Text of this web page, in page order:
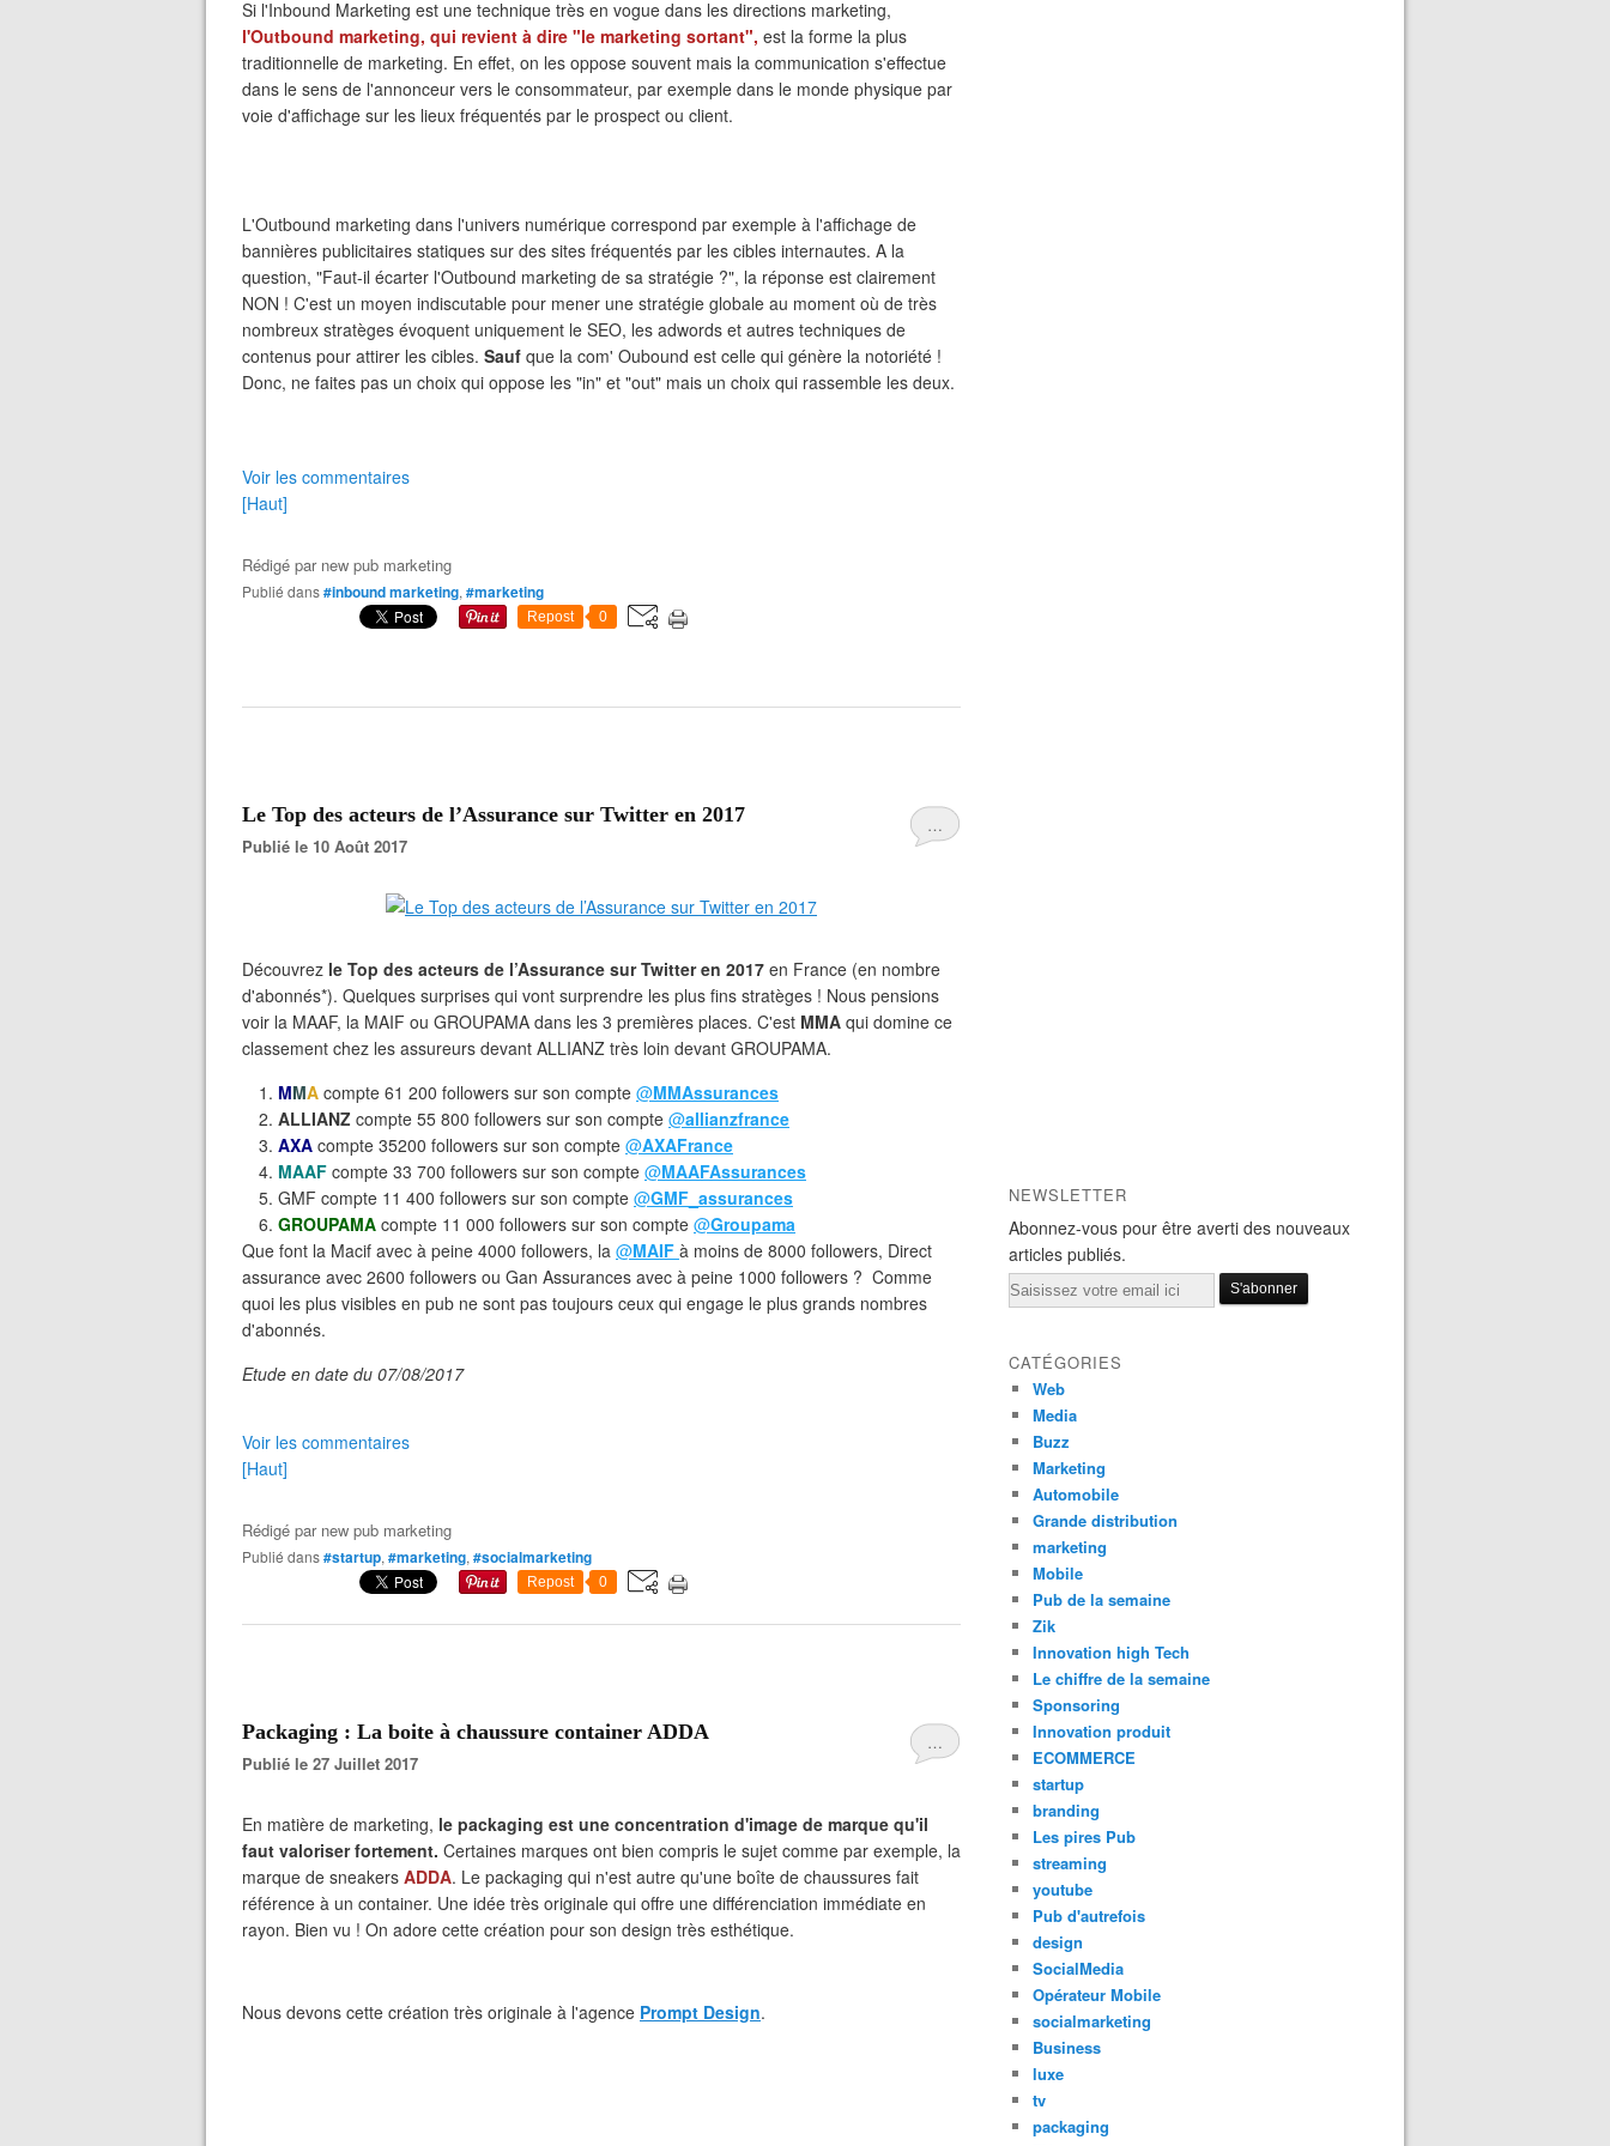
Si l'Inbound Marketing est une technique très en vogue dans les directions marketing,
l'Outbound marketing, qui revient à dire "le marketing sortant", est la forme la plus
traditionnelle de marketing. En effet, on les oppose souvent mais la communication s'effectue
dans le sens de l'annonceur vers le consommateur, par exemple dans le monde physique par
voie d'affichage sur les lieux fréquentés par le prospect ou client.
L'Outbound marketing dans l'univers numérique correspond par exemple à l'affichage de
bannières publicitaires statiques sur des sites fréquentés par les cibles internautes. A la
question, "Faut-il écarter l'Outbound marketing de sa stratégie ?", la réponse est clairement
NON ! C'est un moyen indiscutable pour mener une stratégie globale au moment où de très
nombreux stratèges évoquent uniquement le SEO, les adwords et autres techniques de
contenus pour attirer les cibles. Sauf que la com' Oubound est celle qui génère la notoriété !
Donc, ne faites pas un choix qui oppose les "in" et "out" mais un choix qui rassemble les deux.
Voir les commentaires
[Haut]
Rédigé par new pub marketing
Publié dans#inbound marketing, #marketing
Repost 0
…
Le Top des acteurs de l’Assurance sur Twitter en 2017
Publié le 10 Août 2017
Découvrez le Top des acteurs de l’Assurance sur Twitter en 2017 en France (en nombre
d'abonnés*). Quelques surprises qui vont surprendre les plus fins stratèges ! Nous pensions
voir la MAAF, la MAIF ou GROUPAMA dans les 3 premières places. C'est MMA qui domine ce
classement chez les assureurs devant ALLIANZ très loin devant GROUPAMA.
MMA compte 61 200 followers sur son compte @MMAssurances
ALLIANZ compte 55 800 followers sur son compte @allianzfrance
AXA compte 35200 followers sur son compte @AXAFrance
MAAF compte 33 700 followers sur son compte @MAAFAssurances
GMF compte 11 400 followers sur son compte @GMF_assurances
GROUPAMA compte 11 000 followers sur son compte @Groupama
Que font la Macif avec à peine 4000 followers, la @MAIF à moins de 8000 followers, Direct
assurance avec 2600 followers ou Gan Assurances avec à peine 1000 followers ? Comme
quoi les plus visibles en pub ne sont pas toujours ceux qui engage le plus grands nombres
d'abonnés.
Etude en date du 07/08/2017
Voir les commentaires
[Haut]
Rédigé par new pub marketing
Publié dans#startup, #marketing, #socialmarketing
Repost 0
…
Packaging : La boite à chaussure container ADDA
Publié le 27 Juillet 2017
En matière de marketing, le packaging est une concentration d'image de marque qu'il
faut valoriser fortement. Certaines marques ont bien compris le sujet comme par exemple, la
marque de sneakers ADDA. Le packaging qui n'est autre qu'une boîte de chaussures fait
référence à un container. Une idée très originale qui offre une différenciation immédiate en
rayon. Bien vu ! On adore cette création pour son design très esthétique.
Nous devons cette création très originale à l'agence Prompt Design.
NEWSLETTER
Abonnez-vous pour être averti des nouveaux
articles publiés.
Email
CATÉGORIES
Web
Media
Buzz
Marketing
Automobile
Grande distribution
marketing
Mobile
Pub de la semaine
Zik
Innovation high Tech
Le chiffre de la semaine
Sponsoring
Innovation produit
ECOMMERCE
startup
branding
Les pires Pub
streaming
youtube
Pub d'autrefois
design
SocialMedia
Opérateur Mobile
socialmarketing
Business
luxe
tv
packaging